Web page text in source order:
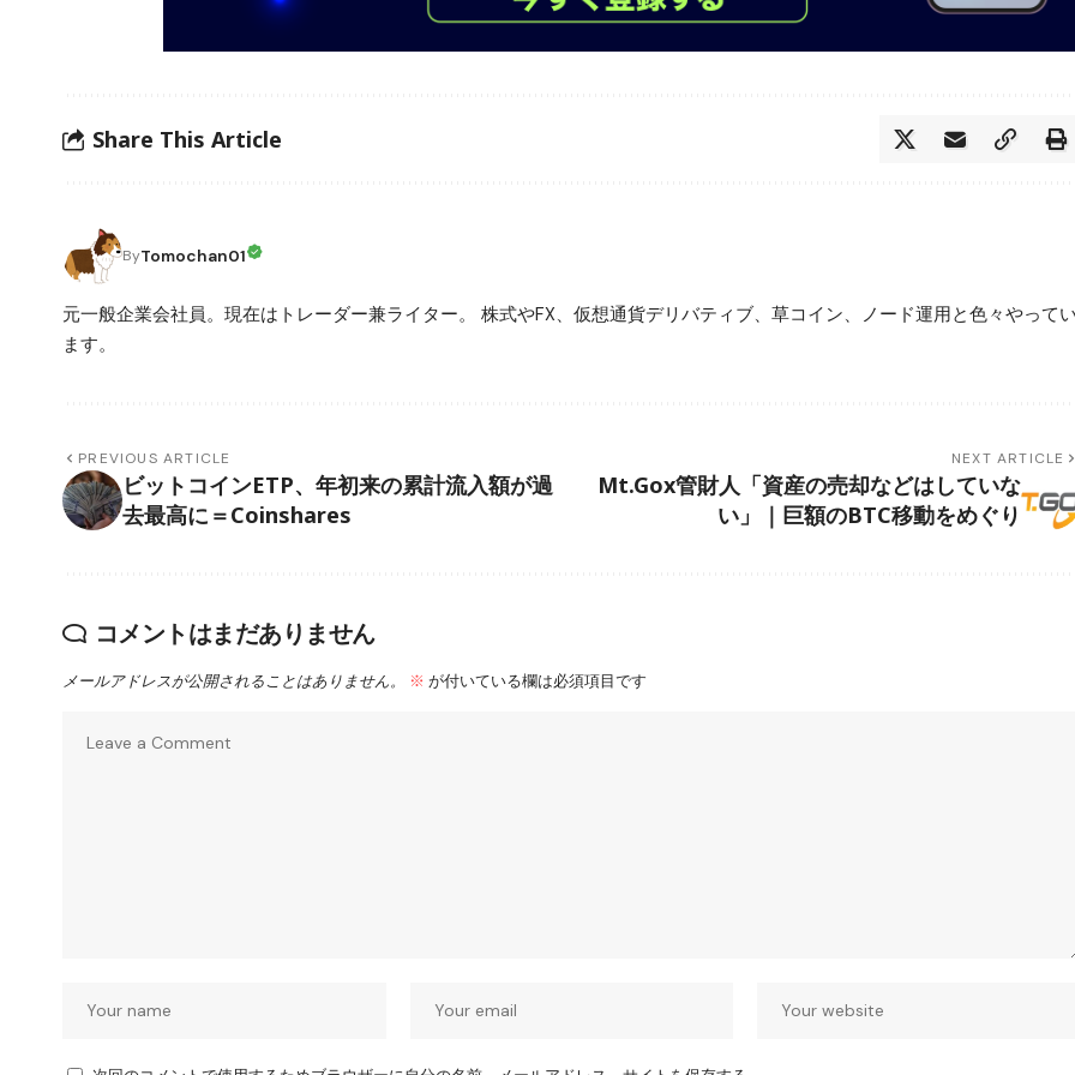
Share This Article
ByTomochan01
元一般企業会社員。現在はトレーダー兼ライター。 株式やFX、仮想通貨デリバティブ、草コイン、ノード運用と色々やって
ます。
PREVIOUS ARTICLE
ビットコインETP、年初来の累計流入額が過
去最高に＝Coinshares
NEXT ARTICLE
Mt.Gox管財人「資産の売却などはしていな
い」｜巨額のBTC移動をめぐり
コメントはまだありません
メールアドレスが公開されることはありません。 ※ が付いている欄は必須項目です